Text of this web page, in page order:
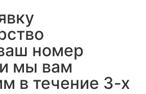
номер
мы вам
в течение 3-х